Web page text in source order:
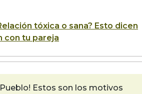
tóxica o sana? Esto dicen
con tu pareja
Estos son los motivos